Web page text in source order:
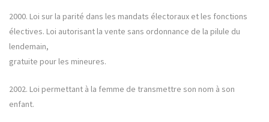
2000. Loi sur la parité dans les mandats électoraux et les fonctions
électives. Loi autorisant la vente sans ordonnance de la pilule du
lendemain,
gratuite pour les mineures.
2002. Loi permettant à la femme de transmettre son nom à son
enfant.